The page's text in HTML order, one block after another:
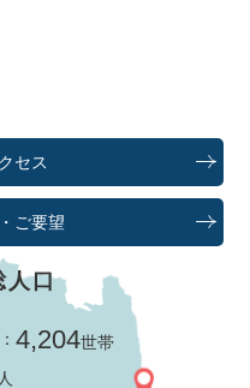
セス
ご要望
人口
4,204世帯